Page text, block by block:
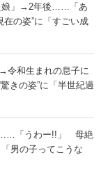
娘」→2年後……「あ
の姿”に「すごい成
令和生まれの息子に
の姿”に「半世紀過
……「うわー!!」 母絶
男の子ってこうな